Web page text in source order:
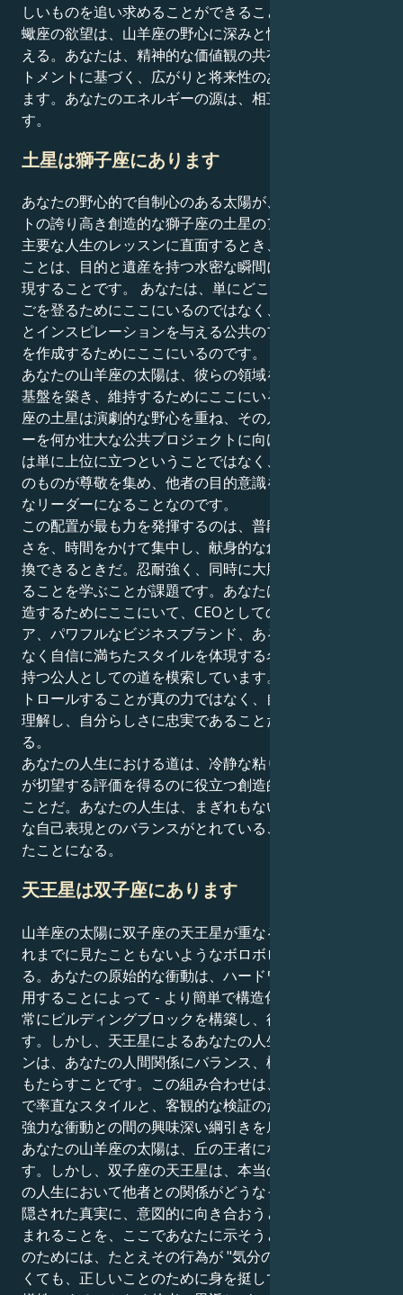
しいものを追い求めることができることです。あなたの
蠍座の欲望は、山羊座の野心に深みと情熱的な基盤を与
える。あなたは、精神的な価値観の共有と激しいコミッ
トメントに基づく、広がりと将来性のある関係に惹かれ
ます。あなたのエネルギーの源は、相互の尊敬と発見で
す。
土星は獅子座にあります
あなたの野心的で自制心のある太陽が、あなたのチャー
トの誇り高き創造的な獅子座の土星のアリーナで、その
主要な人生のレッスンに直面するとき、あなたがしたい
ことは、目的と遺産を持つ水密な瞬間に、クソ成功を実
現することです。 あなたは、単にどこかの企業のはし
ごを登るためにここにいるのではなく、多くの人に構造
とインスピレーションを与える公共のプラットフォーム
を作成するためにここにいるのです。
あなたの山羊座の太陽は、彼らの領域を管理し、安全な
基盤を築き、維持するためにここにいる。しかし、獅子
座の土星は演劇的な野心を重ね、その几帳面なエネルギ
ーを何か壮大な公共プロジェクトに向けたくなる。これ
は単に上位に立つということではなく、あなたの存在そ
のものが尊敬を集め、他者の目的意識を呼び覚ますよう
なリーダーになることなのです。
この配置が最も力を発揮するのは、普段の集中した勤勉
さを、時間をかけて集中し、献身的な創造性の行為に変
換できるときだ。忍耐強く、同時に大胆なリーダーであ
ることを学ぶことが課題です。あなたは自分の王国を創
造するためにここにいて、CEOとしての名高いキャリ
ア、パワフルなビジネスブランド、あるいは野心だけで
なく自信に満ちたスタイルを体現する名前とブランドを
持つ公人としての道を模索しています。あなたは、コン
トロールすることが真の力ではなく、自分の芸術を深く
理解し、自分らしさに忠実であることだと気づいてい
る。
あなたの人生における道は、冷静な粘り強さを、あなた
が切望する評価を得るのに役立つ創造的な目標に向ける
ことだ。あなたの人生は、まぎれもない現実性と原則的
な自己表現とのバランスがとれていることを自ら証明し
たことになる。
天王星は双子座にあります
山羊座の太陽に双子座の天王星が重なると、その人はこ
れまでに見たこともないようなボロボロのCEOに変身す
る。あなたの原始的な衝動は、ハードワークと規律を適
用することによって - より簡単で構造化された人生の非
常にビルディングブロックを構築し、征服することで
す。しかし、天王星によるあなたの人生の最高のレッス
ンは、あなたの人間関係にバランス、構造、深い変化を
もたらすことです。この組み合わせは、あなたの意欲的
で率直なスタイルと、客観的な検証のために一歩下がる
強力な衝動との間の興味深い綱引きを扇動します。
あなたの山羊座の太陽は、丘の王者になりたがっていま
す。しかし、双子座の天王星は、本当の勝利は、あなた
の人生において他者との関係がどうなっているかという
隠された真実に、意図的に向き合おうとする姿勢から生
まれることを、ここであなたに示そうとしています。そ
のためには、たとえその行為が "気分のいいもの "でな
くても、正しいことのために身を挺して行動し、自分を